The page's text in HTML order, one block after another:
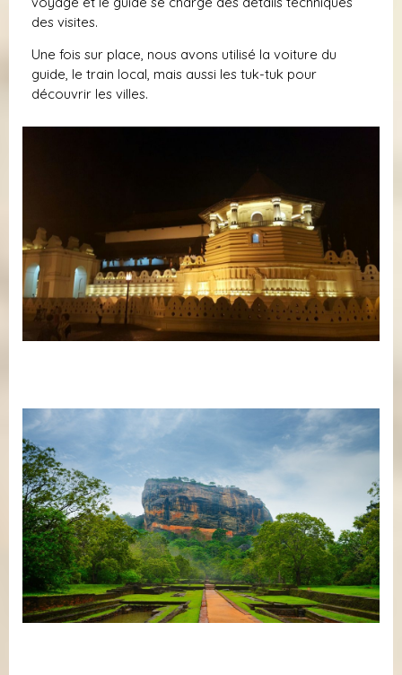
des visites.
Une fois sur place, nous avons utilisé la voiture du
guide, le train local, mais aussi les tuk-tuk pour
découvrir les villes.